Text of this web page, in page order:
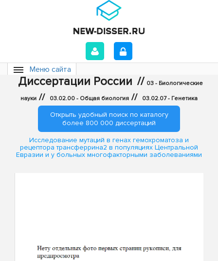
Меню сайта
Диссертации России // 03 - Биологические
науки // 03.02.00 - Общая биология // 03.02.07 - Генетика
Открыть удобный поиск по каталогу
более 800 000 диссертаций
Исследование мутаций в генах гемохроматоза и
рецептора трансферрина2 в популяциях Центральной
Евразии и у больных многофакторными заболеваниями